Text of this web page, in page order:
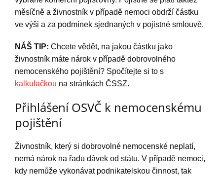
měsíčně a živnostník v případě nemoci obdrží částku
ve výši a za podmínek sjednaných v pojistné smlouvě.
NÁŠ TIP: Chcete vědět, na jakou částku jako
živnostník máte nárok v případě dobrovolného
nemocenského pojištění? Spočítejte si to s
kalkulačkou na stránkách ČSSZ.
Přihlášení OSVČ k nemocenskému
pojištění
Živnostník, který si dobrovolné nemocenské neplatí,
nemá nárok na řadu dávek od státu. V případě nemoci,
kdy nemůže vykonávat podnikatelskou činnost, tak